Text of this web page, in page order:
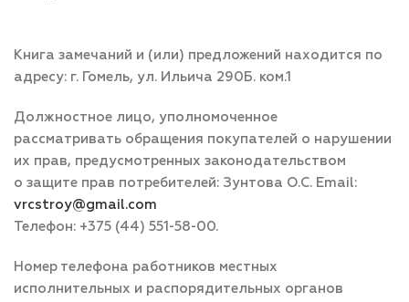
Книга замечаний и (или) предложений находится по
адресу: г. Гомель, ул. Ильича 290Б. ком.1
Должностное лицо, уполномоченное
рассматривать обращения покупателей о нарушении
их прав, предусмотренных законодательством
о защите прав потребителей: Зунтова О.С. Email:
vrcstroy@gmail.com
Телефон: +375 (44) 551-58-00.
Номер телефона работников местных
исполнительных и распорядительных органов